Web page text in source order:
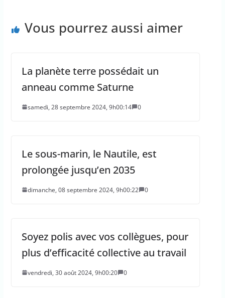
Vous pourrez aussi aimer
La planète terre possédait un
anneau comme Saturne
samedi, 28 septembre 2024, 9h00:14 0
Le sous-marin, le Nautile, est
prolongée jusqu’en 2035
dimanche, 08 septembre 2024, 9h00:22 0
Soyez polis avec vos collègues, pour
plus d’efficacité collective au travail
vendredi, 30 août 2024, 9h00:20 0